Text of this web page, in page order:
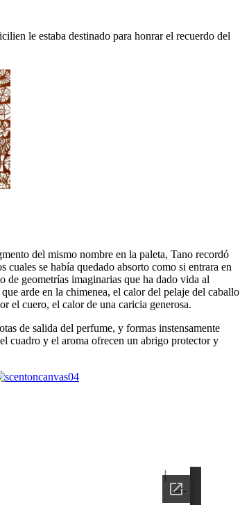
le estaba destinado para honrar el recuerdo del
del mismo nombre en la paleta, Tano recordó
se había quedado absorto como si entrara en
de geometrías imaginarias que ha dado vida al
arde en la chimenea, el calor del pelaje del caballo
el cuero, el calor de una caricia generosa.
de salida del perfume, y formas instensamente
cuadro y el aroma ofrecen un abrigo protector y